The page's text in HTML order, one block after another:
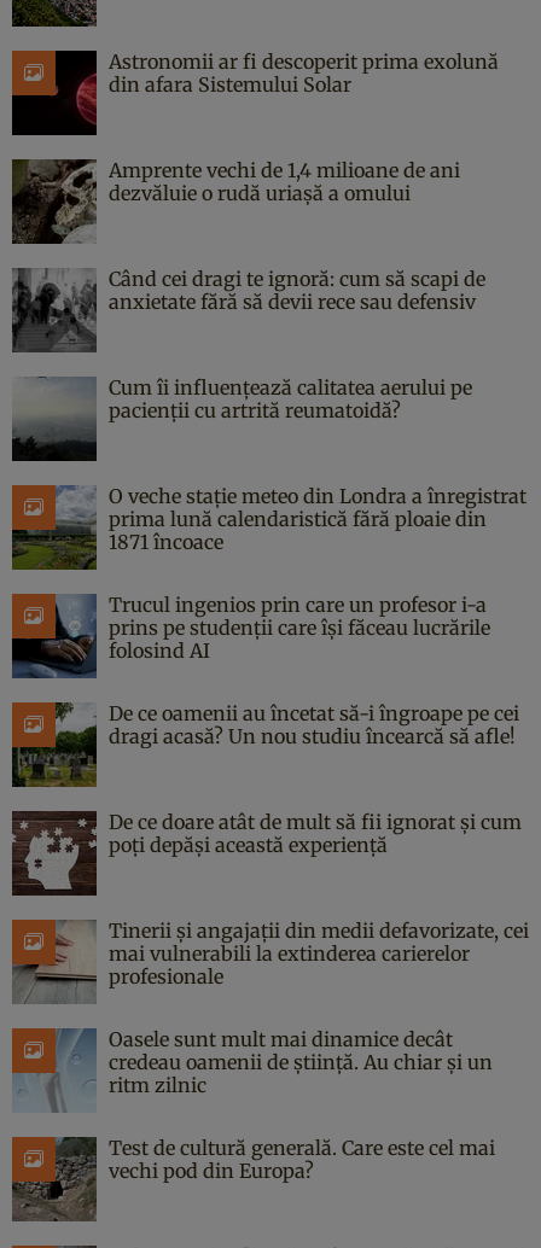
Astronomii ar fi descoperit prima exolună
din afara Sistemului Solar
Amprente vechi de 1,4 milioane de ani
dezvăluie o rudă uriașă a omului
Când cei dragi te ignoră: cum să scapi de
anxietate fără să devii rece sau defensiv
Cum îi influențează calitatea aerului pe
pacienții cu artrită reumatoidă?
O veche stație meteo din Londra a înregistrat
prima lună calendaristică fără ploaie din
1871 încoace
Trucul ingenios prin care un profesor i-a
prins pe studenții care își făceau lucrările
folosind AI
De ce oamenii au încetat să-i îngroape pe cei
dragi acasă? Un nou studiu încearcă să afle!
De ce doare atât de mult să fii ignorat și cum
poți depăși această experiență
Tinerii și angajații din medii defavorizate, cei
mai vulnerabili la extinderea carierelor
profesionale
Oasele sunt mult mai dinamice decât
credeau oamenii de știință. Au chiar și un
ritm zilnic
Test de cultură generală. Care este cel mai
vechi pod din Europa?